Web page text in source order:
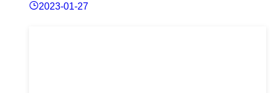
2023-01-27